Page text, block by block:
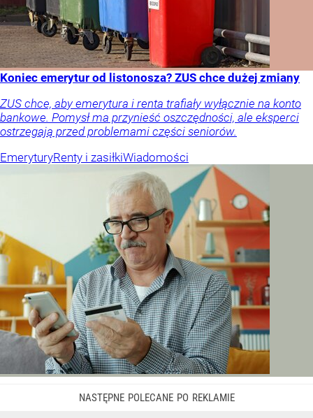
Koniec emerytur od listonosza? ZUS chce dużej zmiany
ZUS chce, aby emerytura i renta trafiały wyłącznie na konto
bankowe. Pomysł ma przynieść oszczędności, ale eksperci
ostrzegają przed problemami części seniorów.
EmeryturyRenty i zasiłkiWiadomości